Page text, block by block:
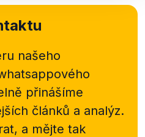
našeho
přinášíme
článků a analýz.
a mějte tak